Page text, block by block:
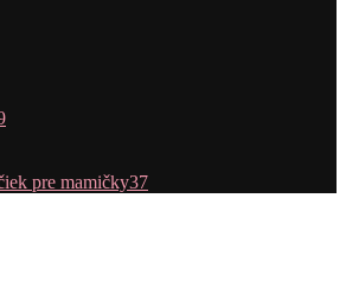
pre mamičky37